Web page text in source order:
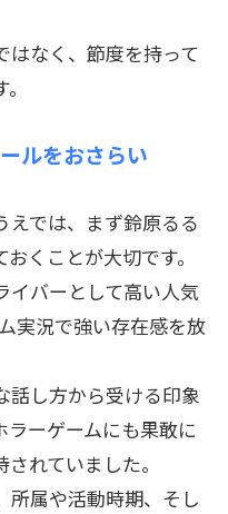
はなく、節度を持って
ルをおさらい
えでは、まず鈴原るる
くことが大切です。
イバーとして高い人気
実況で強い存在感を放
話し方から受ける印象
ラーゲームにも果敢に
れていました。
所属や活動時期、そし